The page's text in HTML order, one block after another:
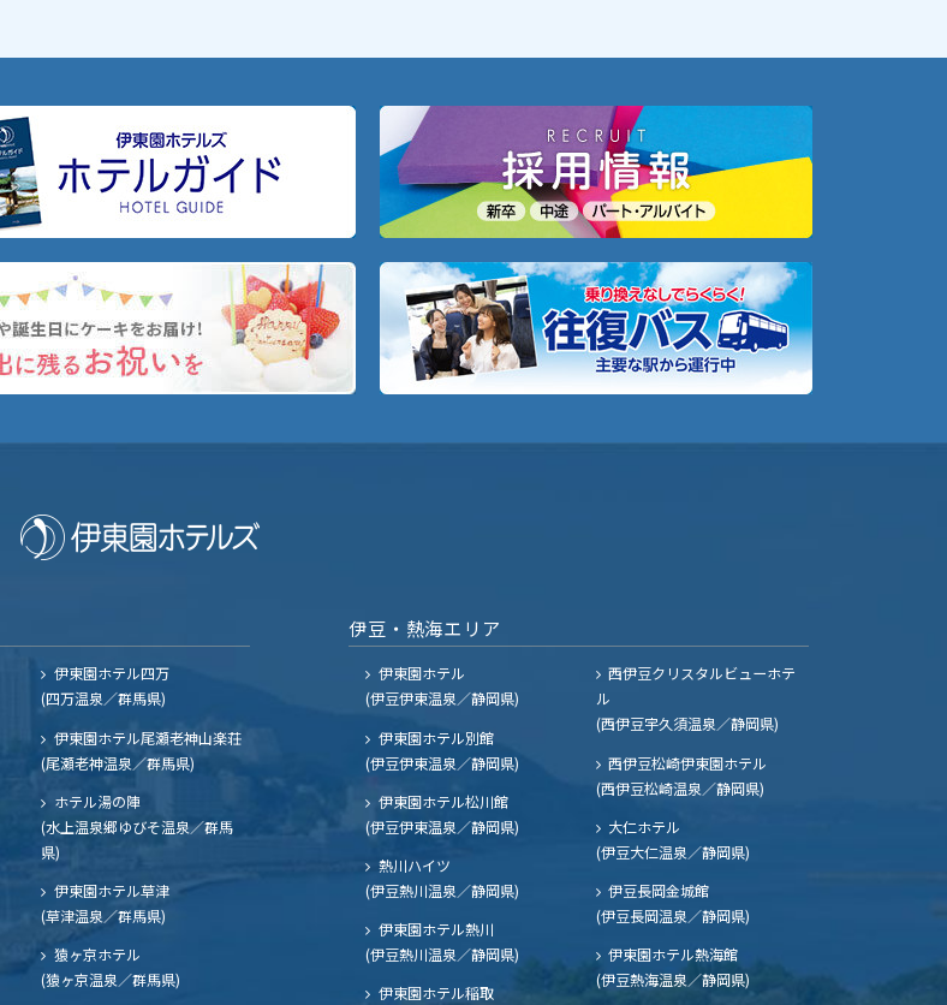
伊東園ホテル四万
(四万温泉／群馬県)
伊東園ホテル尾瀬老神山楽荘
(尾瀬老神温泉／群馬県)
ホテル湯の陣
(水上温泉郷ゆびそ温泉／群馬
県)
伊東園ホテル草津
(草津温泉／群馬県)
猿ヶ京ホテル
(猿ヶ京温泉／群馬県)
伊豆・熱海エリア
伊東園ホテル
(伊豆伊東温泉／静岡県)
伊東園ホテル別館
(伊豆伊東温泉／静岡県)
伊東園ホテル松川館
(伊豆伊東温泉／静岡県)
熱川ハイツ
(伊豆熱川温泉／静岡県)
伊東園ホテル熱川
(伊豆熱川温泉／静岡県)
伊東園ホテル稲取
西伊豆クリスタルビューホテ
ル
(西伊豆宇久須温泉／静岡県)
西伊豆松崎伊東園ホテル
(西伊豆松崎温泉／静岡県)
大仁ホテル
(伊豆大仁温泉／静岡県)
伊豆長岡金城館
(伊豆長岡温泉／静岡県)
伊東園ホテル熱海館
(伊豆熱海温泉／静岡県)